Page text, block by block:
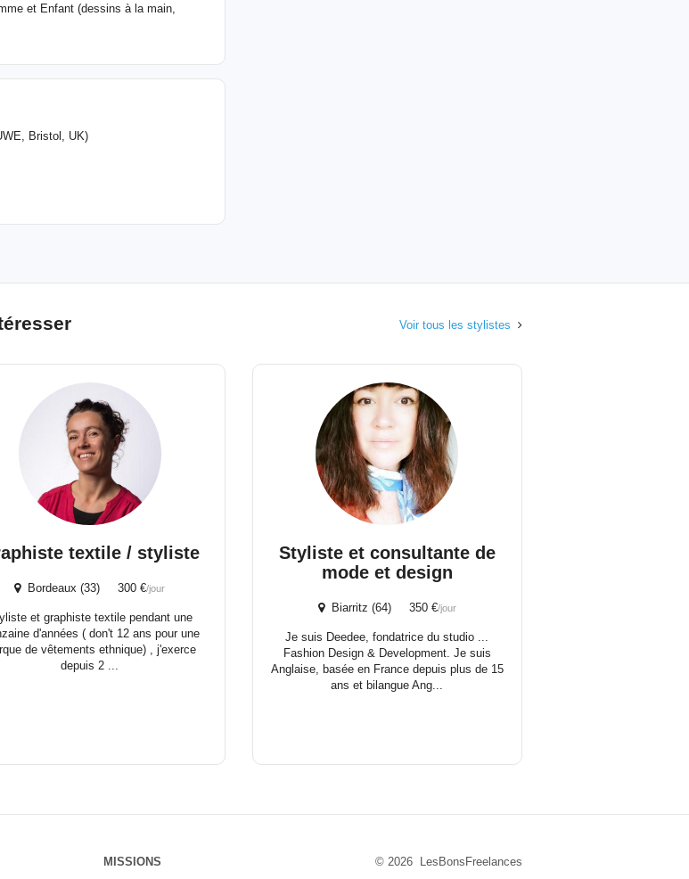
et Enfant (dessins à la main,
Bristol, UK)
Voir tous les stylistes
textile / styliste
Bordeaux (33) 300 €/jour
et graphiste textile pendant une
d'années ( don't 12 ans pour une
de vêtements ethnique) , j'exerce
depuis 2 ...
Styliste et consultante de
mode et design
Biarritz (64) 350 €/jour
Je suis Deedee, fondatrice du studio ...
Fashion Design & Development. Je suis
Anglaise, basée en France depuis plus de 15
ans et bilangue Ang...
MISSIONS
© 2026 LesBonsFreelances